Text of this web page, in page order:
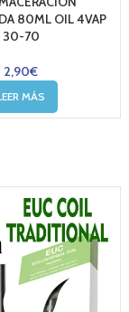
80ML OIL 4VAP
30-70
2,90€
MÁS